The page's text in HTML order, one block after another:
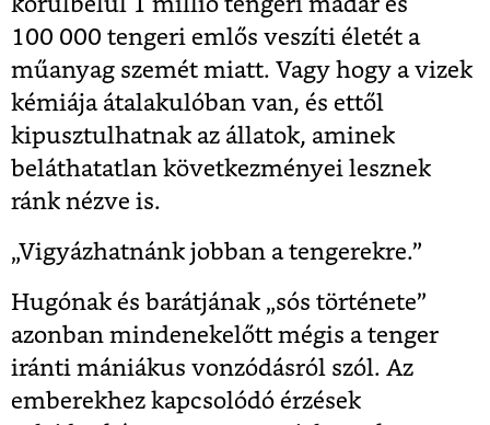
körülbelül 1 millió tengeri madár és
100 000 tengeri emlős veszíti életét a
műanyag szemét miatt. Vagy hogy a vizek
kémiája átalakulóban van, és ettől
kipusztulhatnak az állatok, aminek
beláthatatlan következményei lesznek
ránk nézve is.
„Vigyázhatnánk jobban a tengerekre.”
Hugónak és barátjának „sós története”
azonban mindenekelőtt mégis a tenger
iránti mániákus vonzódásról szól. Az
emberekhez kapcsolódó érzések